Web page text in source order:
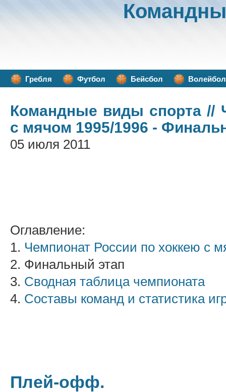
Гребля Футбол Бейсбол Волейбол
Командные виды спорта //
с мячом 1995/1996 -
05 июля 2011
Оглавление:
1. Чемпионат России по хоккею с
2. Финальный этап
3. Сводная таблица чемпионата
4. Составы команд и статистика
Плей-офф.